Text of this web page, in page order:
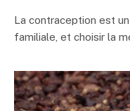
La contraception est
familiale, et choisir la